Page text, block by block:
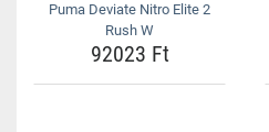
Puma Deviate Nitro Elite 2
Rush W
92023 Ft